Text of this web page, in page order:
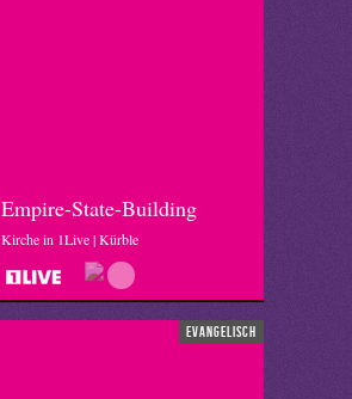
Empire-State-Building
Kirche in 1Live | Kürble
evangelisch